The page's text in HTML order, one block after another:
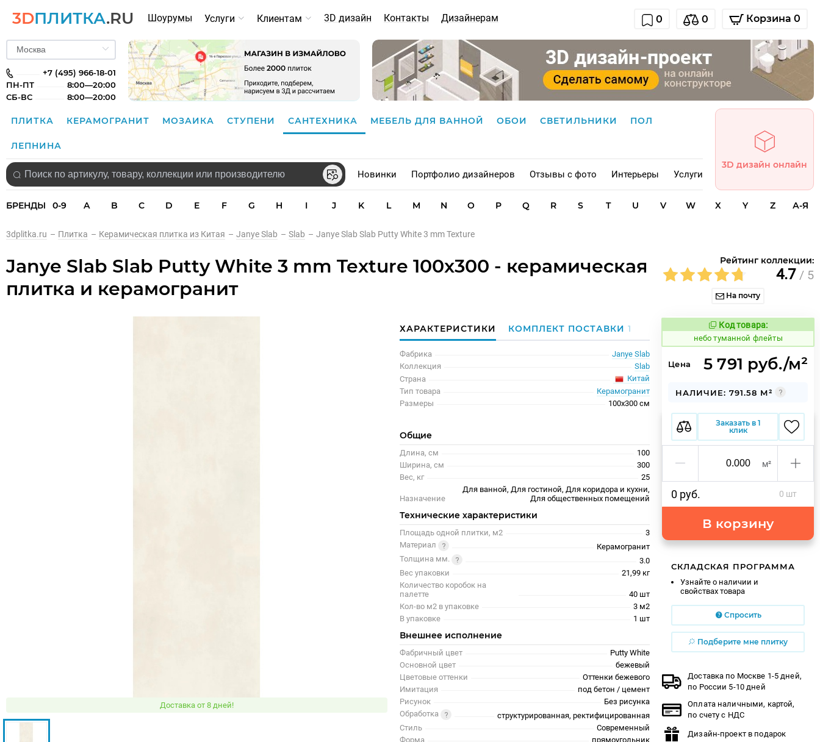
3DПЛИТКА.RU Шоурумы Услуги Клиентам 3D дизайн Контакты Дизайнерам 0 0 Корзина 0
+7 (495) 966-18-01
ПН-ПТ
8:00—20:00
СБ-ВС
8:00—20:00
ПЛИТКА КЕРАМОГРАНИТ МОЗАИКА СТУПЕНИ САНТЕХНИКА МЕБЕЛЬ ДЛЯ ВАННОЙ ОБОИ СВЕТИЛЬНИКИ ПОЛ
ЛЕПНИНА
Новинки Портфолио дизайнеров Отзывы с фото Интерьеры Услуги
3D дизайн онлайн
БРЕНДЫ 0-9 A B C D E F G H I J K L M N O P Q R S T U V W X Y Z А-Я
3dplitka.ru – Плитка – Керамическая плитка из Китая – Janye Slab – Slab – Janye Slab Slab Putty White 3 mm Texture
Janye Slab Slab Putty White 3 mm Texture 100x300 - керамическая
плитка и керамогранит
Рейтинг коллекции:
4.7 / 5
На почту
Доставка от 8 дней!
ХАРАКТЕРИСТИКИ КОМПЛЕКТ ПОСТАВКИ1
Фабрика
Janye Slab
Коллекция
Slab
Страна
Китай
Тип товара
Керамогранит
Размеры
100x300 см
Общие
Длина, см
100
Ширина, см
300
Вес, кг
25
Назначение
Для ванной, Для гостиной, Для коридора и кухни,
Для общественных помещений
Технические характеристики
Площадь одной плитки, м2
3
Материал
Керамогранит
Толщина мм.
3.0
Вес упаковки
21,99 кг
Количество коробок на
палетте
40 шт
Кол-во м2 в упаковке
3 м2
В упаковке
1 шт
Внешнее исполнение
Фабричный цвет
Putty White
Основной цвет
бежевый
Цветовые оттенки
Оттенки бежевого
Имитация
под бетон / цемент
Рисунок
Без рисунка
Обработка
структурированная, ректифицированная
Стиль
Современный
Форма
прямоугольник
Код товара:
1122616 Код товара:
небо туманной флейты
Цена 5 791 руб./м²
НАЛИЧИЕ: 791.58 М²
Заказать в 1
клик
м²
0 руб. 0 шт
В корзину
СКЛАДСКАЯ ПРОГРАММА
Узнайте о наличии и
свойствах товара
Спросить
Подберите мне плитку
Доставка по Москве 1-5 дней,
по России 5-10 дней
Оплата наличными, картой,
по счету с НДС
Дизайн-проект в подарок